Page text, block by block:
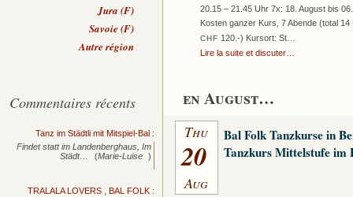
20.15 – 21.45 Uhr 7x: 18. August bis
Kosten ganzer Kurs, 7 Abende (total
CHF 120.-) Kursort: St…
Lire la suite et discuter…
en August…
Thu
20
Aug
Bal Folk Tanzkurse in
Tanzkurs Mittelstufe im
Jura (F)
Savoie (F)
Autre région
Commentaires récents
Tanz im Städtli mit Mitspiel-Bal :
Findet statt im Landenberghaus, Im
Städt…
(Marie-Luise )
TRALALA LOVERS , BAL FOLK :